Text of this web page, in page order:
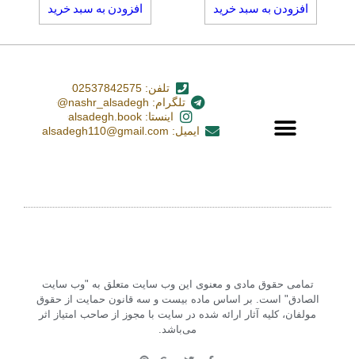
افزودن به سبد خرید افزودن به سبد خرید
تلفن: 02537842575
تلگرام: nashr_alsadegh@
اینستا: alsadegh.book
ایمیل: alsadegh110@gmail.com
تمامی حقوق مادی و معنوی این وب سایت متعلق به "وب سایت
الصادق" است. بر اساس ماده بیست و سه قانون حمایت از حقوق
مولفان، کلیه آثار ارائه شده در سایت با مجوز از صاحب امتیاز اثر
می‌باشد.‏